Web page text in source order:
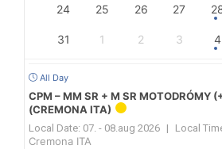
24 25 26 27
31 1 2 3 4
All Day
CPM – MM SR + M SR MOTODRÓMY
(CREMONA ITA)
Local Date: 07. - 08.aug 2026 | Local
Cremona ITA